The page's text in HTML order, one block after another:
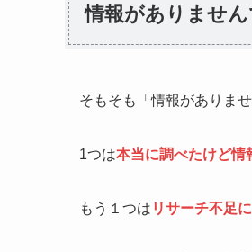
情報がありませ
そもそも「情報がありま
1つは本当に調べたけど情
もう１つは リサーチ不足